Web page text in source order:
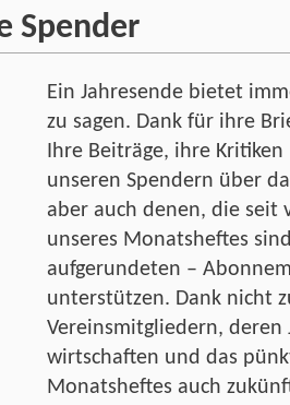
Spender
Ein Jahresende bietet
zu sagen. Dank für ihre
Ihre Beiträge, ihre
unseren Spendern über
aber auch denen, die seit
unseres Monatsheftes
aufgerundeten –
unterstützen. Dank nicht
Vereinsmitgliedern,
wirtschaften und das
Monatsheftes auch